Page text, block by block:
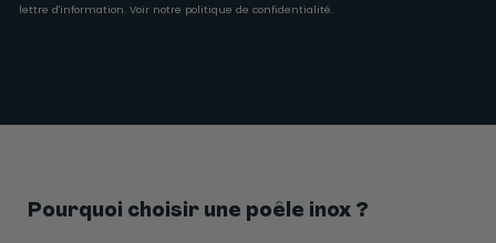
lettre d'information. Voir notre politique de confidentialité.
Pourquoi choisir une poêle inox ?